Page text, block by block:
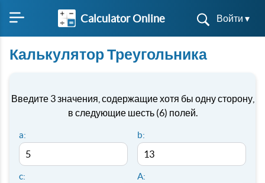
Calculator Online Войти ▾
Калькулятор Треугольника
Введите 3 значения, содержащие хотя бы одну сторону,
в следующие шесть (6) полей.
a: b:
c: A: